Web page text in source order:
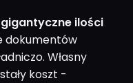
ilości
dokumentów
Własny
koszt -